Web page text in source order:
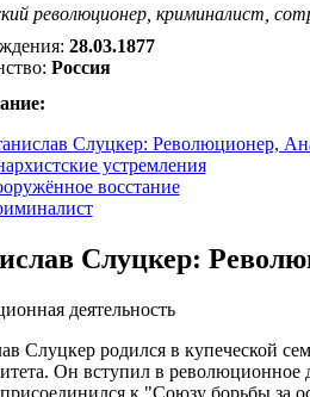
революционер, криминалист,
28.03.1877
Россия
Слуцкер: Революционер,
устремления
восстание
Слуцкер:
деятельность
Слуцкер родился в купеческой
Он вступил в революционное
к "Союзу борьбы за